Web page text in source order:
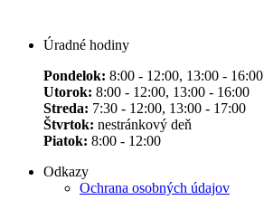
Úradné hodiny
Pondelok: 8:00 - 12:00, 13:00 - 16:00
Utorok: 8:00 - 12:00, 13:00 - 16:00
Streda: 7:30 - 12:00, 13:00 - 17:00
Štvrtok: nestránkový deň
Piatok: 8:00 - 12:00
Odkazy
Ochrana osobných údajov